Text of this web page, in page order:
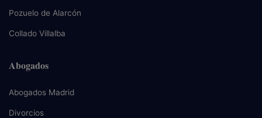
Pozuelo de Alarcón
Collado Villalba
Abogados
Abogados Madrid
Divorcios